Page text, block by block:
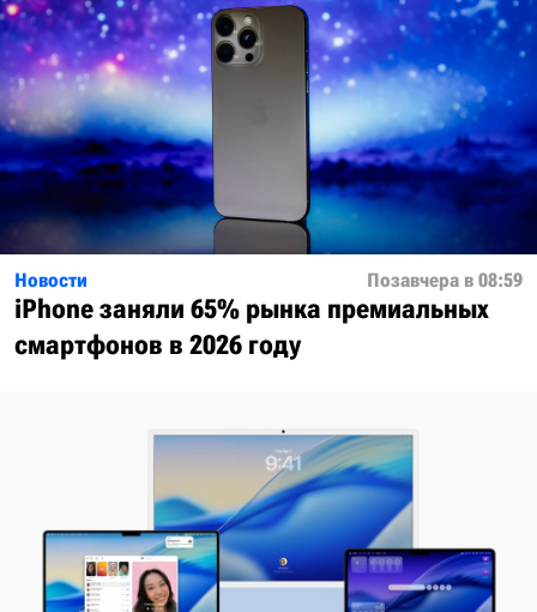
Новости Позавчера в 08:59
iPhone заняли 65% рынка премиальных
смартфонов в 2026 году